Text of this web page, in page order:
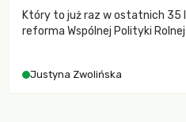
Który to już raz w ostatnich 35
reforma Wspólnej Polityki
Justyna Zwolińska